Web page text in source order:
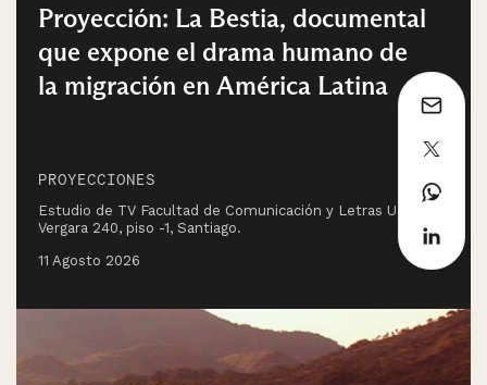
Proyección: La Bestia, documental
que expone el drama humano de
la migración en América Latina
PROYECCIONES
Estudio de TV Facultad de Comunicación y Letras UDP,
Vergara 240, piso -1, Santiago.
11 Agosto 2026